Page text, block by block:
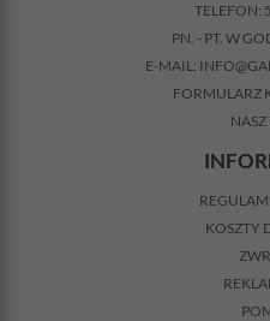
TELEFON:
PN. - PT. W
E-MAIL:
FORMULARZ
KOSZTY